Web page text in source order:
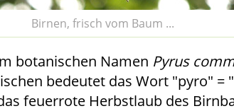
Birnen, frisch vom Baum ...
botanischen Namen Pyrus
bedeutet das Wort "pyro" =
feuerrote Herbstlaub des